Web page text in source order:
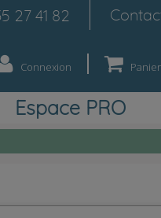
27 41 82
Connexion Panier
Espace PRO